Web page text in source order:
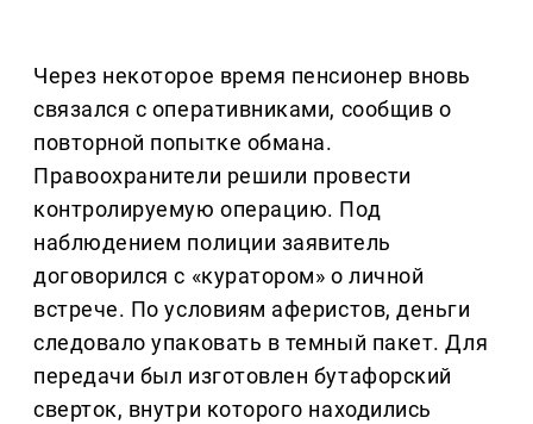
Через некоторое время пенсионер вновь
связался с оперативниками, сообщив о
повторной попытке обмана.
Правоохранители решили провести
контролируемую операцию. Под
наблюдением полиции заявитель
договорился с «куратором» о личной
встрече. По условиям аферистов, деньги
следовало упаковать в темный пакет. Для
передачи был изготовлен бутафорский
сверток, внутри которого находились